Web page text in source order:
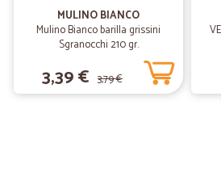
MULINO BIANCO
Mulino Bianco barilla grissini
Sgranocchi 210 gr.
3,39 € 3,79 €